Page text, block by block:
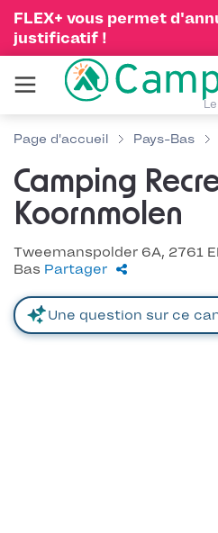
FLEX+ vous permet
justificatif !
Page d'accueil Pays-Bas
Camping
Koornmolen
Tweemanspolder 6A, 2761
Bas Partager